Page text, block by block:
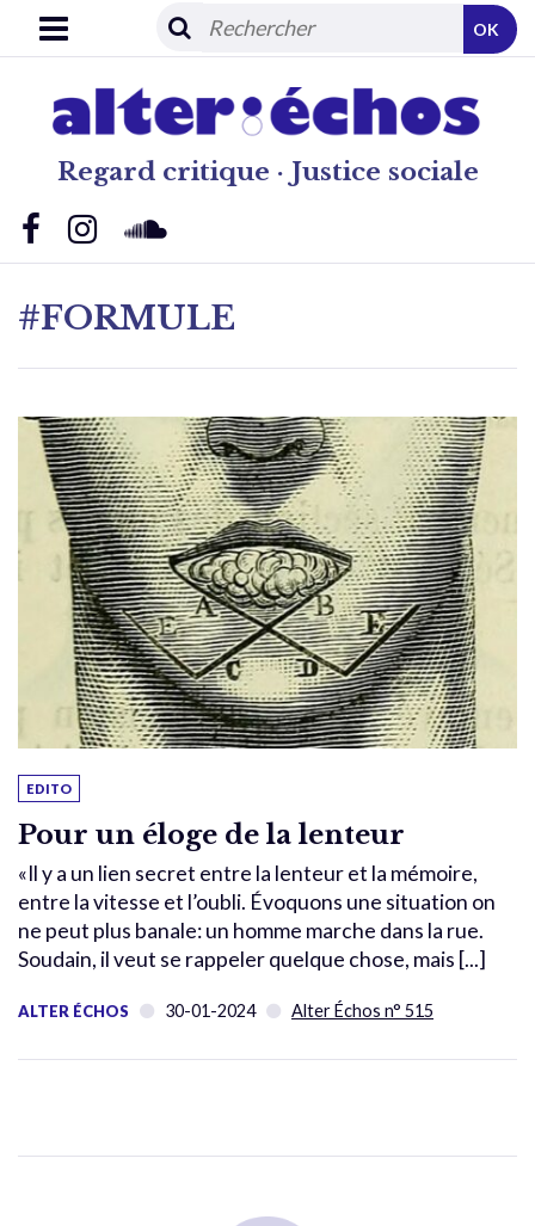
Regard critique · Justice sociale
OK
#FORMULE
EDITO
Pour un éloge de la lenteur
«Il y a un lien secret entre la lenteur et la mémoire,
entre la vitesse et l’oubli. Évoquons une situation on
ne peut plus banale: un homme marche dans la rue.
Soudain, il veut se rappeler quelque chose, mais [...]
ALTER ÉCHOS 30-01-2024 Alter Échos n° 515